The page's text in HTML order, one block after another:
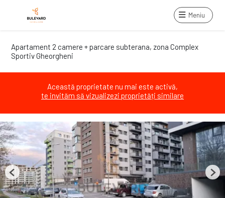
Meniu
Apartament 2 camere + parcare subterana, zona Complex
Sportiv Gheorgheni
Această proprietate nu mai este activă,
te invităm să vizualizezi proprietăți similare
Previous Next